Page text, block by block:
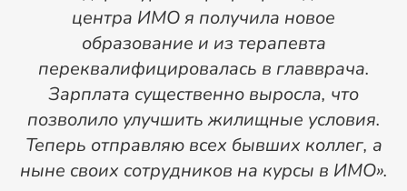
центра ИМО я получила новое
образование и из терапевта
переквалифицировалась в главврача.
Зарплата существенно выросла, что
позволило улучшить жилищные условия.
Теперь отправляю всех бывших коллег, а
ныне своих сотрудников на курсы в ИМО».